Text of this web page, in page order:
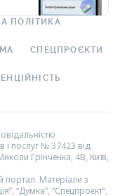
ПОЛІТИКА
СПЕЦПРОЄКТИ
і послуг № 37423 від
Грінченка, 4В, Київ,
Матеріали з
“Думка”, “Спецпроєкт”,